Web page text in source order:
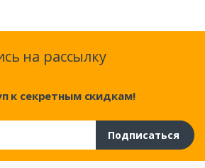
на рассылку
к секретным скидкам!
Подписаться